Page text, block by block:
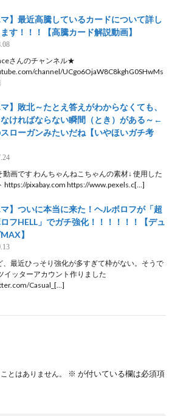
マ】最近高騰しているカードについて詳し
す！！！【高騰カード解説動画】
さんのチャンネル★
channel/UCgo6OjaW8C8kghG0SHwMs
マ】敗北～たとえ答えがわからなくても、
ければならない瞬間（とき）がある～←
ローガンみたいだね【いやほいガチ考
動画です わんちゃんねこちゃんの素材↓ 使用した
https://pixabay.com https://www.pexels.c[…]
マ】ついに本当に来た！ヘルボロフが「超
フHELL」でガチ強化！！！！！！【デュ
】
、最近ひっそり強化が多すぎて枠がない。そうで
イッターアカウント作りました
Casual_[…]
とはありません。 ※ が付いている欄は必須項